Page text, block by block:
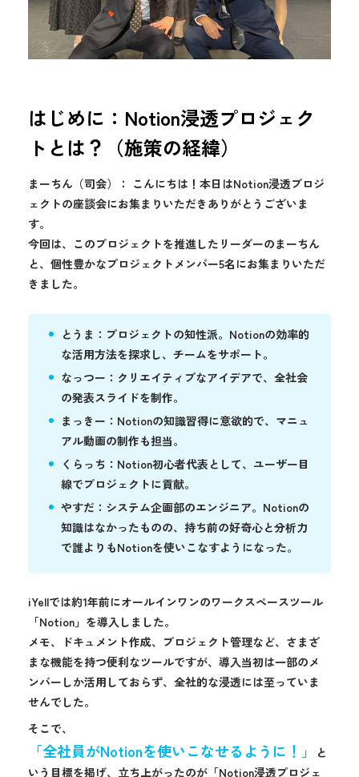
はじめに：Notion浸透プロジェク
トとは？（施策の経緯）
まーちん（司会）： こんにちは！本日はNotion浸透プロジ
ェクトの座談会にお集まりいただきありがとうございま
す。
今回は、このプロジェクトを推進したリーダーのまーちん
と、個性豊かなプロジェクトメンバー5名にお集まりいただ
きました。
とうま：プロジェクトの知性派。Notionの効率的
な活用方法を探求し、チームをサポート。
なっつー：クリエイティブなアイデアで、全社会
の発表スライドを制作。
まっきー：Notionの知識習得に意欲的で、マニュ
アル動画の制作も担当。
くらっち：Notion初心者代表として、ユーザー目
線でプロジェクトに貢献。
やすだ：システム企画部のエンジニア。Notionの
知識はなかったものの、持ち前の好奇心と分析力
で誰よりもNotionを使いこなすようになった。
iYellでは約1年前にオールインワンのワークスペースツール
「Notion」を導入しました。
メモ、ドキュメント作成、プロジェクト管理など、さまざ
まな機能を持つ便利なツールですが、導入当初は一部のメ
ンバーしか活用しておらず、全社的な浸透には至っていま
せんでした。
そこで、
「全社員がNotionを使いこなせるように！」
と
いう目標を掲げ、立ち上がったのが「Notion浸透プロジェ